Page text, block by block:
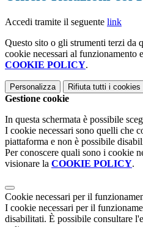
Accedi tramite il seguente link
Questo sito o gli strumenti terzi da
cookie necessari al
COOKIE POLICY.
Personalizza Rifiuta tutti i cookies
Gestione cookie
In questa schermata è possibile
I cookie necessari sono quelli che
piattaforma e non è possibile
Per conoscere quali sono i cookie
visionare la COOKIE POLICY.
Cookie necessari per il
I cookie necessari per il
disabilitati. È possibile consultare